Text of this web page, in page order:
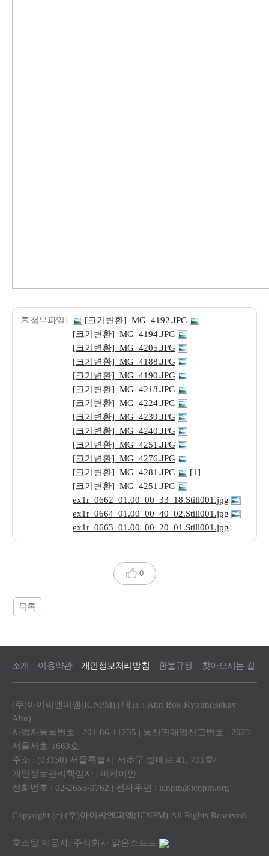
첨부파일
[크기변환]_MG_4192.JPG
[크기변환]_MG_4194.JPG
[크기변환]_MG_4205.JPG
[크기변환]_MG_4188.JPG
[크기변환]_MG_4190.JPG
[크기변환]_MG_4218.JPG
[크기변환]_MG_4224.JPG
[크기변환]_MG_4239.JPG
[크기변환]_MG_4240.JPG
[크기변환]_MG_4251.JPG
[크기변환]_MG_4276.JPG
[크기변환]_MG_4281.JPG
[1]
[크기변환]_MG_4251.JPG
ex1r_0662_01.00_00_33_18.Still001.jpg
ex1r_0664_01.00_00_40_02.Still001.jpg
ex1r_0663_01.00_00_20_01.Still001.jpg
0
목록
소개 이용약관 개인정보처리방침 환불규정 찾아오시는 길
(주)아이씨엔피엠(ICNPM) | 대표 : Ahn Bok Kyoun(Bekay
Ahn)
사업자등록번호 : 201-86-11235 | 통신판매업신고번호 : 2023-
서울서초-1663호
주소 : (03130) 서울특별시 서초구 방배로 41, 701호/
개인정보관리책임자 : 비케이안
전화번호 : 02-2655-0762 | 전자우편 : icnpm@icnpm.org
Copyright (c) (주)아이씨엔피엠(ICNPM) All Rights Reserved.
호스팅 제공자: 주식회사 맑은소프트